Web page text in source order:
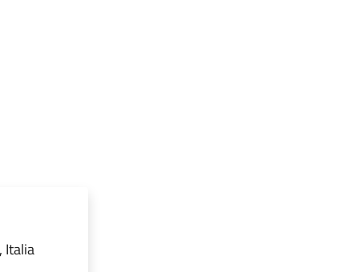
Italia